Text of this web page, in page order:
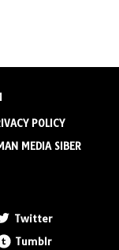
POLICY
MEDIA SIBER
Twitter
Tumblr